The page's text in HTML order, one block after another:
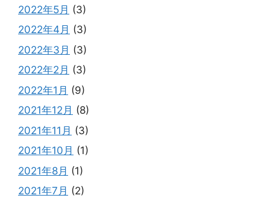
2022年5月 (3)
2022年4月 (3)
2022年3月 (3)
2022年2月 (3)
2022年1月 (9)
2021年12月 (8)
2021年11月 (3)
2021年10月 (1)
2021年8月 (1)
2021年7月 (2)